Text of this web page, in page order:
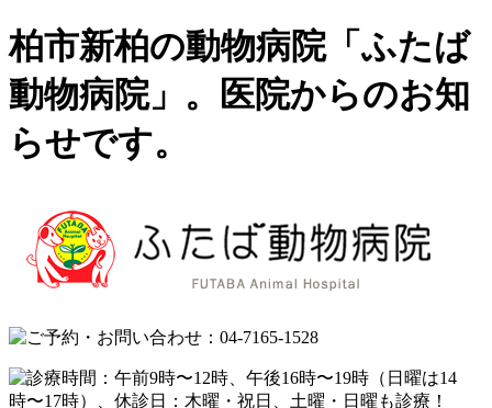
柏市新柏の動物病院「ふたば
動物病院」。医院からのお知
らせです。